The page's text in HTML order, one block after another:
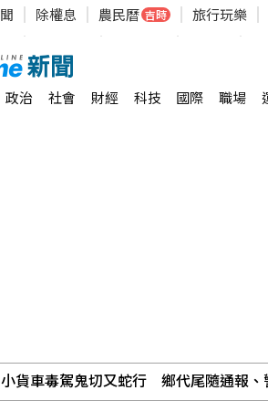
政治 社會 財經 科技 國際 職場
小貨車毒駕鬼切又蛇行 鄉代尾隨通報、